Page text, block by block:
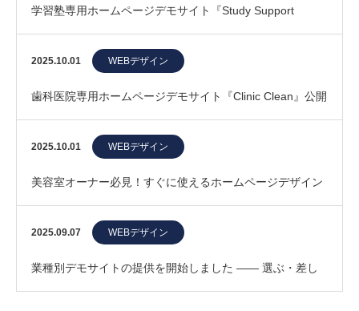
学習塾専用ホームページデモサイト『Study Support
Demo』公開｜生徒募集に強いデザイン…
2025.10.01 WEBデザイン
歯科医院専用ホームページデモサイト『Clinic Clean』公開
｜患者に選ばれるデザイン
2025.10.01 WEBデザイン
美容室オーナー必見！すぐに使えるホームページデザイン
を新登場
2025.09.07 WEBデザイン
業種別デモサイトの提供を開始しました —— 選ぶ・差し